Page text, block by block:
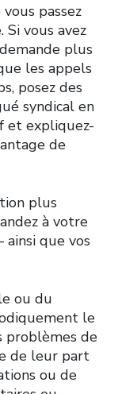
passez
Si vous avez
plus
les appels
posez des
syndical en
et expliquez-
de
plus
à votre
ainsi que vos
ou du
le
problèmes de
de leur part
ou de